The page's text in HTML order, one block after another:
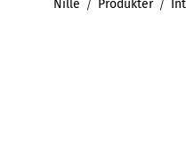
Nille Produkter